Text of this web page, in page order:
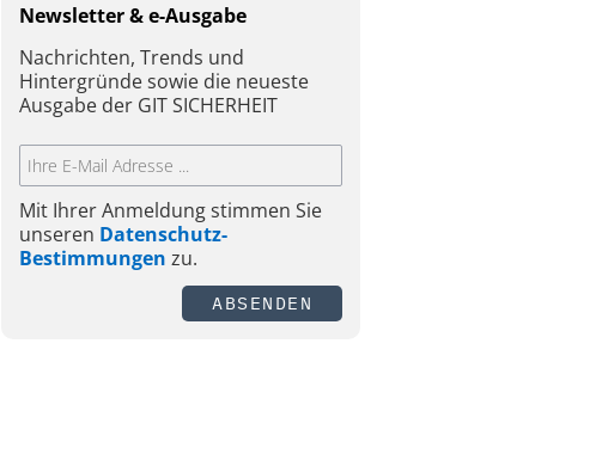
Newsletter & e-Ausgabe
Nachrichten, Trends und
Hintergründe sowie die neueste
Ausgabe der GIT SICHERHEIT
Mit Ihrer Anmeldung stimmen Sie
unseren Datenschutz-
Bestimmungen zu.
ABSENDEN